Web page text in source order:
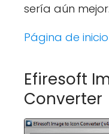
sería aún mejor.
Página de inicio
Efiresoft
Converter